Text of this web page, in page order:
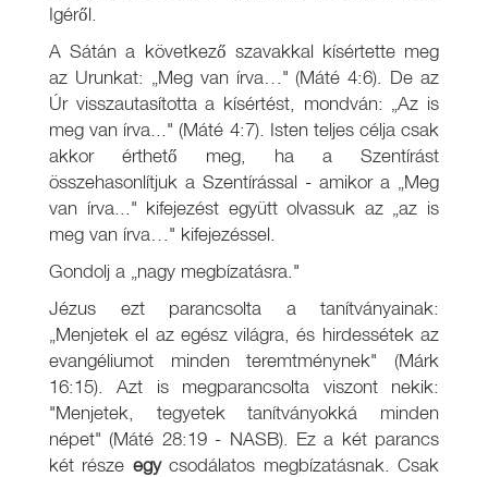
Igéről.
A Sátán a következő szavakkal kísértette meg
az Urunkat: „Meg van írva…" (Máté 4:6). De az
Úr visszautasította a kísértést, mondván: „Az is
meg van írva..." (Máté 4:7). Isten teljes célja csak
akkor érthető meg, ha a Szentírást
összehasonlítjuk a Szentírással - amikor a „Meg
van írva..." kifejezést együtt olvassuk az „az is
meg van írva…" kifejezéssel.
Gondolj a „nagy megbízatásra."
Jézus ezt parancsolta a tanítványainak:
„Menjetek el az egész világra, és hirdessétek az
evangéliumot minden teremtménynek" (Márk
16:15). Azt is megparancsolta viszont nekik:
"Menjetek, tegyetek tanítványokká minden
népet" (Máté 28:19 - NASB). Ez a két parancs
két része egycsodálatos megbízatásnak. Csak